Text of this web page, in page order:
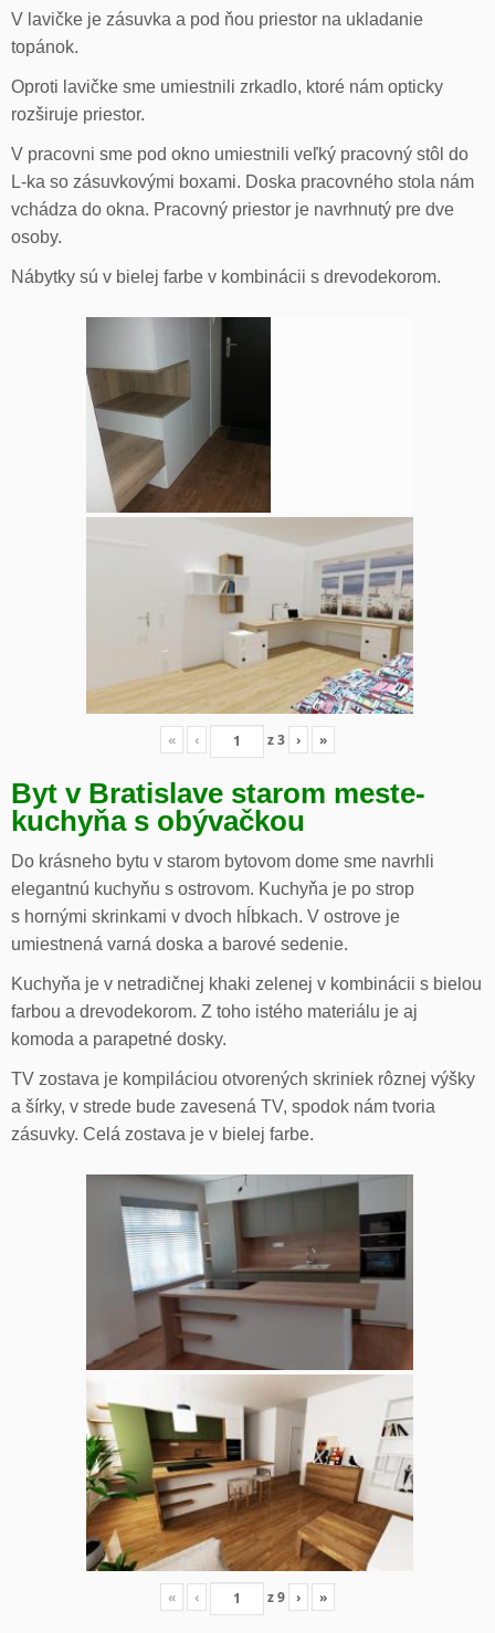
V lavičke je zásuvka a pod ňou priestor na ukladanie
topánok.
Oproti lavičke sme umiestnili zrkadlo, ktoré nám opticky
rozširuje priestor.
V pracovni sme pod okno umiestnili veľký pracovný stôl do
L-ka so zásuvkovými boxami. Doska pracovného stola nám
vchádza do okna. Pracovný priestor je navrhnutý pre dve
osoby.
Nábytky sú v bielej farbe v kombinácii s drevodekorom.
« ‹ z3 › »
Byt v Bratislave starom meste-
kuchyňa s obývačkou
Do krásneho bytu v starom bytovom dome sme navrhli
elegantnú kuchyňu s ostrovom. Kuchyňa je po strop
s hornými skrinkami v dvoch hĺbkach. V ostrove je
umiestnená varná doska a barové sedenie.
Kuchyňa je v netradičnej khaki zelenej v kombinácii s bielou
farbou a drevodekorom. Z toho istého materiálu je aj
komoda a parapetné dosky.
TV zostava je kompiláciou otvorených skriniek rôznej výšky
a šírky, v strede bude zavesená TV, spodok nám tvoria
zásuvky. Celá zostava je v bielej farbe.
« ‹ z9 › »